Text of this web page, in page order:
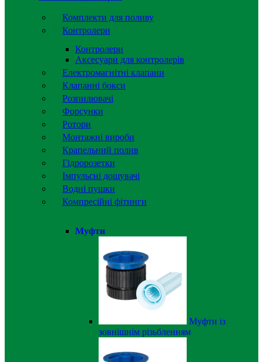
Комплекти для поливу
Контролери
Контролери
Аксесуари для контролерів
Електромагнітні клапани
Клапанні бокси
Розпилювачі
Форсунки
Ротори
Монтажні вироби
Крапельний полив
Гідророзетки
Імпульсні дощувачі
Водні пушки
Компресійні фітинги
Муфти
Муфти із
зовнішнім різьбленням